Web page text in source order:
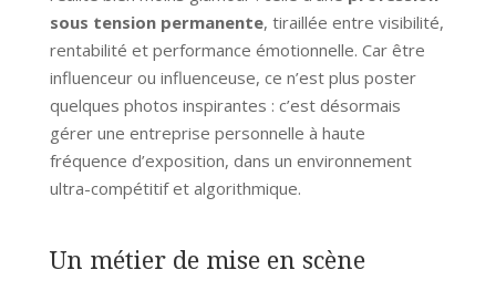
sous tension permanente, tiraillée entre visibilité,
rentabilité et performance émotionnelle. Car être
influenceur ou influenceuse, ce n’est plus poster
quelques photos inspirantes : c’est désormais
gérer une entreprise personnelle à haute
fréquence d’exposition, dans un environnement
ultra-compétitif et algorithmique.
Un métier de mise en scène